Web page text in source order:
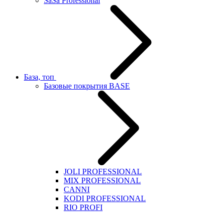
База, топ
Базовые покрытия BASE
JOLI PROFESSIONAL
MIX PROFESSIONAL
CANNI
KODI PROFESSIONAL
RIO PROFI